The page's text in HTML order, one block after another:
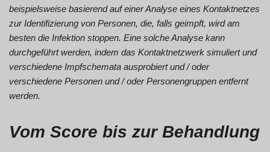
beispielsweise basierend auf einer Analyse eines Kontaktnetzes
zur Identifizierung von Personen, die, falls geimpft, wird am
besten die Infektion stoppen. Eine solche Analyse kann
durchgeführt werden, indem das Kontaktnetzwerk simuliert und
verschiedene Impfschemata ausprobiert und / oder
verschiedene Personen und / oder Personengruppen entfernt
werden.
Vom Score bis zur Behandlung